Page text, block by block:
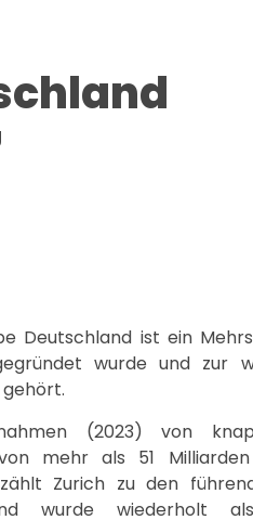
Deutschland ist ein
wurde und zur
(2023) von
mehr als 51
Zurich zu den
wurde wiederholt